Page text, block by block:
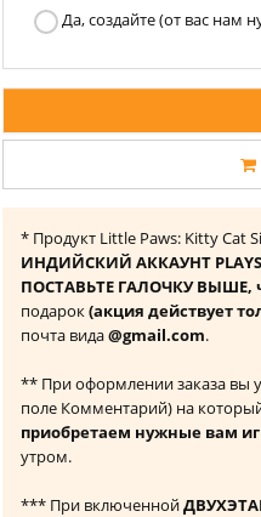
Да, создайте (от вас нам
* Продукт Little Paws: Kitty Cat
ИНДИЙСКИЙ АККАУНТ
ПОСТАВЬТЕ ГАЛОЧКУ ВЫШЕ,
подарок(акция действует
почта вида@gmail.com.
** При оформлении заказа вы
поле Комментарий) на
приобретаем нужные вам
утром.
*** При включенной